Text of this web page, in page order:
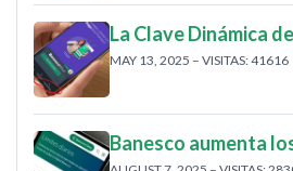
La Clave Dinámica
MAY 13, 2025 – VISITAS: 41616
Banesco aumenta